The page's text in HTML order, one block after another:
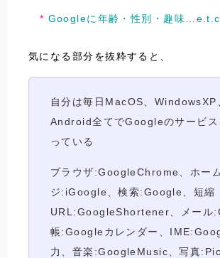
Googleに年齢・性別・趣味
気になる部分を抜粋すると、
自分は毎日MacOS、WindowsXP
Android全てでGoogleのサービス
っている
ブラウザ:GoogleChrome、ホー
ジ:iGoogle、検索:Google、短縮
URL:GoogleShortener、メール
帳:Googleカレンダー、
力、音楽:GoogleMusic、写真